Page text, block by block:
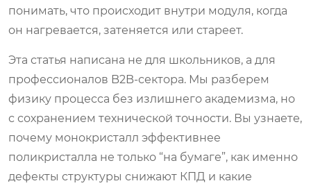
понимать, что происходит внутри модуля, когда
он нагревается, затеняется или стареет.
Эта статья написана не для школьников, а для
профессионалов B2B-сектора. Мы разберем
физику процесса без излишнего академизма, но
с сохранением технической точности. Вы узнаете,
почему монокристалл эффективнее
поликристалла не только “на бумаге”, как именно
дефекты структуры снижают КПД и какие